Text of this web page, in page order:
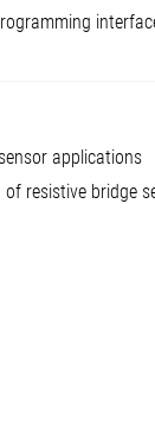
applications
of resistive bridge